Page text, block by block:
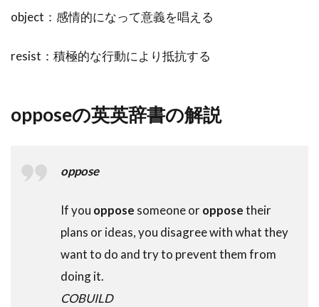
object：感情的になって意義を唱える
resist：積極的な行動により抵抗する
opposeの英英辞書の解説
oppose
If you oppose someone oropposetheir
plans or ideas, you disagree with what they
want to do and try to prevent them from
doing it.
COBUILD